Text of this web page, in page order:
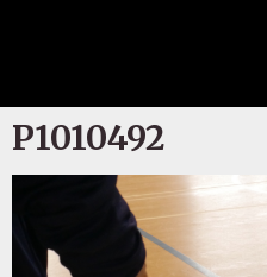
P1010492